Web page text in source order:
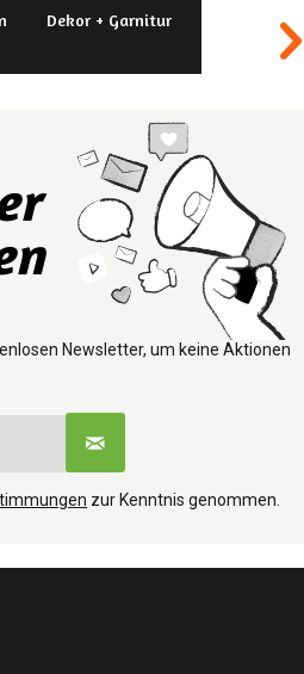
Dekor + Garnitur Formen +
Newsletter, um keine Aktionen
zur Kenntnis genommen.